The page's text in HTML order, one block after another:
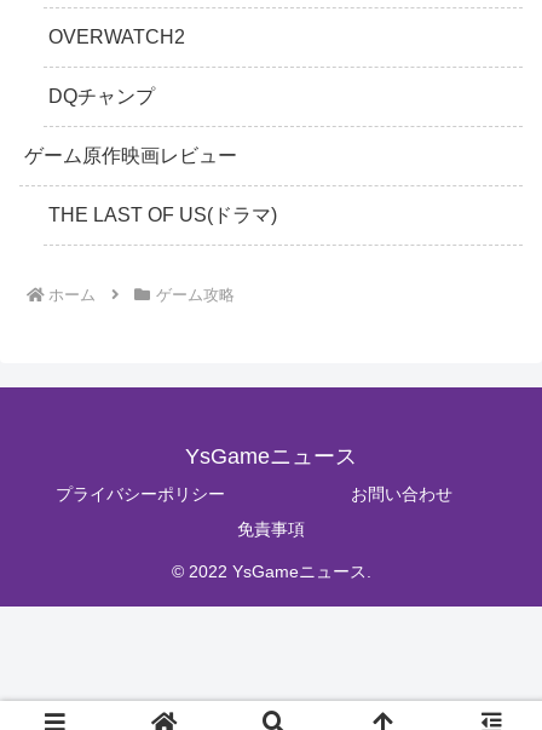
OVERWATCH2
DQチャンプ
ゲーム原作映画レビュー
THE LAST OF US(ドラマ)
ホーム ゲーム攻略
YsGameニュース
プライバシーポリシー
お問い合わせ
免責事項
© 2022 YsGameニュース.